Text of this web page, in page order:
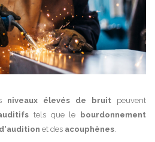
niveaux élevés de bruit peuvent
tels que le bourdonnement
et des acouphènes